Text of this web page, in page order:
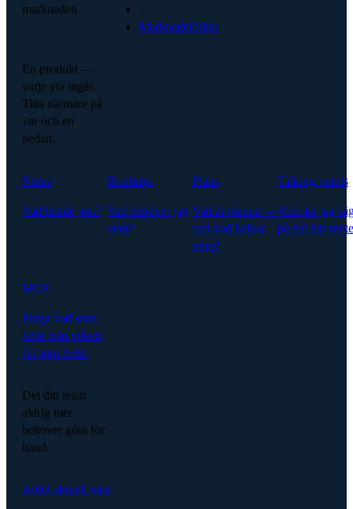
marknaden
·
Marknadsföring
En produkt —
varje yta ingår.
Titta närmare på
var och en
nedan.
Notes
Vad hände just?
Briefings
Vad behöver jag
veta?
Plans
Vad är planen —
och vad halkar
efter?
Talking points
Vad ska jag
på det här
MCP
Fråga vad som
helst från vilken
AI som helst.
Det ditt team
aldrig mer
behöver göra för
hand.
Alltid aktuell plan